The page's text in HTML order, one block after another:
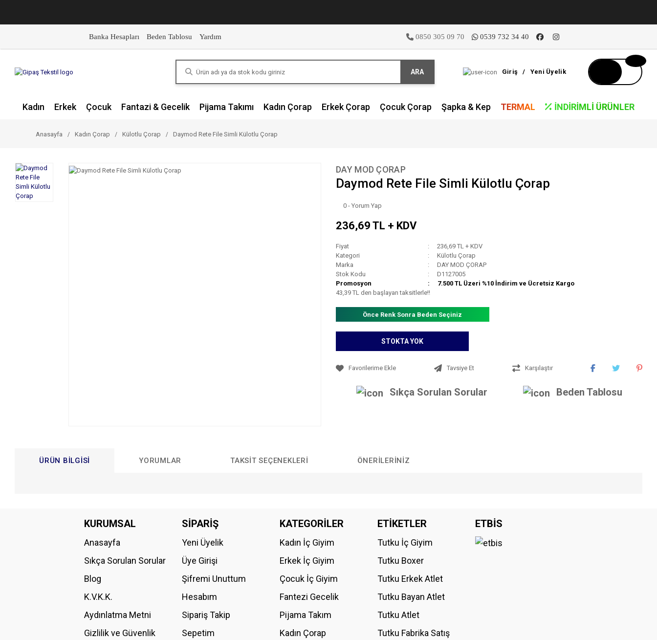
Banka Hesapları Beden Tablosu Yardım 0850 305 09 70 0539 732 34 40
ARA Giriş / Yeni Üyelik
Kadın Erkek Çocuk Fantazi & Gecelik Pijama Takımı Kadın Çorap Erkek Çorap Çocuk Çorap Şapka & Kep TERMAL İNDIRIMLI ÜRÜNLER
Anasayfa Kadın Çorap Külotlu Çorap Daymod Rete File Simli Külotlu Çorap
DAY MOD ÇORAP
Daymod Rete File Simli Külotlu Çorap
0 - Yorum Yap
236,69 TL + KDV
Fiyat
236,69 TL + KDV
Kategori
Külotlu Çorap
Marka
DAY MOD ÇORAP
Stok Kodu
D1127005
Promosyon
7.500 TL Üzeri %10 İndirim ve Ücretsiz Kargo
43,39 TL den başlayan taksitlerle!!
Önce Renk Sonra Beden Seçiniz
STOKTA YOK
Tavsiye Et Karşılaştır
Sıkça Sorulan Sorular Beden Tablosu
ÜRÜN BILGISI YORUMLAR TAKSIT SEÇENEKLERI ÖNERILERINIZ
Bu ürüne ilk yorumu siz yapın!
Ürün resmi kalitesiz, bozuk veya görüntülenemiyor.
Ürün fiyatı diğer sitelerden daha pahalı.
Bu ürüne benzer farklı alternatifler olmalı.
KURUMSAL
Anasayfa
Sıkça Sorulan Sorular
Blog
K.V.K.K.
Aydınlatma Metni
Gizlilik ve Güvenlik
SİPARİŞ
Yeni Üyelik
Üye Girişi
Şifremi Unuttum
Hesabım
Sipariş Takip
Sepetim
KATEGORİLER
Kadın İç Giyim
Erkek İç Giyim
Çocuk İç Giyim
Fantezi Gecelik
Pijama Takım
Kadın Çorap
ETİKETLER
Tutku İç Giyim
Tutku Boxer
Tutku Erkek Atlet
Tutku Bayan Atlet
Tutku Atlet
Tutku Fabrika Satış
ETBİS